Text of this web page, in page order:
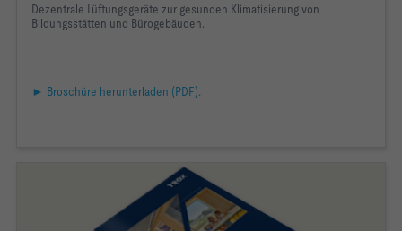
Dezentrale Lüftungsgeräte zur gesunden Klimatisierungvon
Bildungsstätten und Bürogebäuden.
► Broschüre herunterladen (PDF).